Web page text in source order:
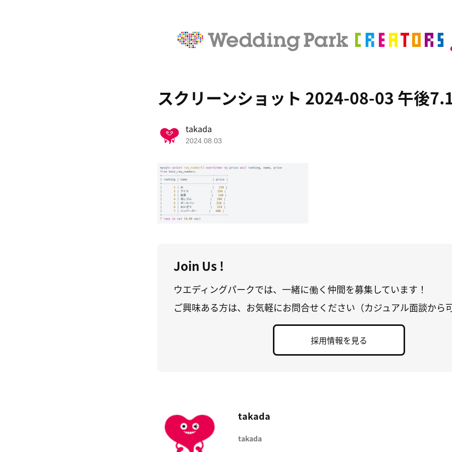
スクリーンショット 2024-08-03 午後
takada
2024.08.03
Join Us !
ウエディングパークでは、一緒に働く仲間を募集しています！
ご興味ある方は、お気軽にお問合せください（カジュアル面談から
採用情報を見る
takada
takada